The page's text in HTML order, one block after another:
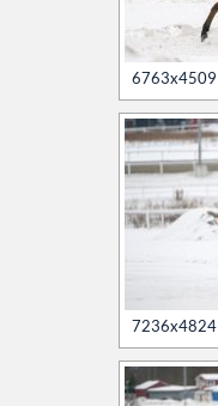
6763x4509
7236x4824